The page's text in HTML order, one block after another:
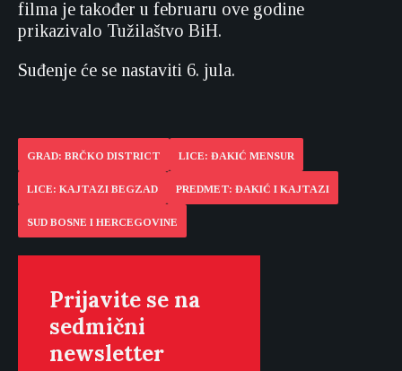
filma je također u februaru ove godine
prikazivalo Tužilaštvo BiH.
Suđenje će se nastaviti 6. jula.
GRAD: BRČKO DISTRICT LICE: ĐAKIĆ MENSUR
LICE: KAJTAZI BEGZAD PREDMET: ĐAKIĆ I KAJTAZI
SUD BOSNE I HERCEGOVINE
Prijavite se na
sedmični
newsletter